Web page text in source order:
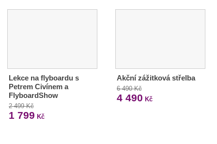
Lekce na flyboardu s
Petrem Civínem a
FlyboardShow
2 499 Kč
1 799 Kč
Akční zážitková střelba
6 490 Kč
4 490 Kč